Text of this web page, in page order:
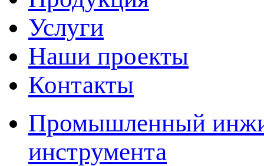
Услуги
Наши проекты
Контакты
Промышленный
инструмента